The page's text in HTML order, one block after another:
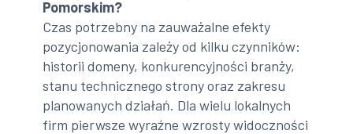
Pomorskim?
Czas potrzebny na zauważalne efekty
pozycjonowania zależy od kilku czynników:
historii domeny, konkurencyjności branży,
stanu technicznego strony oraz zakresu
planowanych działań. Dla wielu lokalnych
firm pierwsze wyraźne wzrosty widoczności